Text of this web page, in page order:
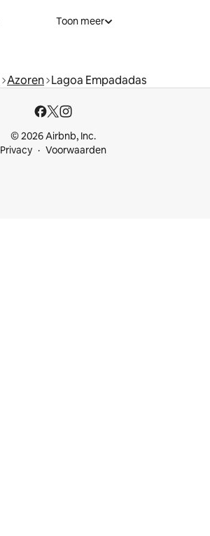
Toon meer
Azoren Lagoa Empadadas
© 2026 Airbnb, Inc.
Privacy
Voorwaarden